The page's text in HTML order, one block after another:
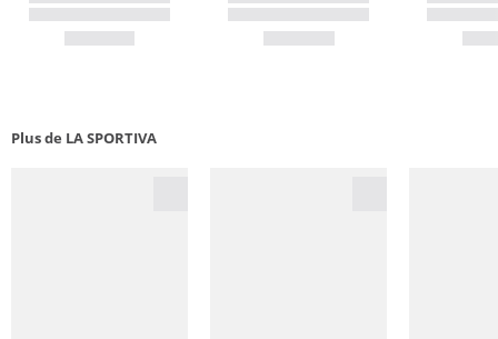
Plus de LA SPORTIVA